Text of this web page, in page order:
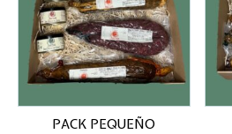
PACK PEQUEÑO